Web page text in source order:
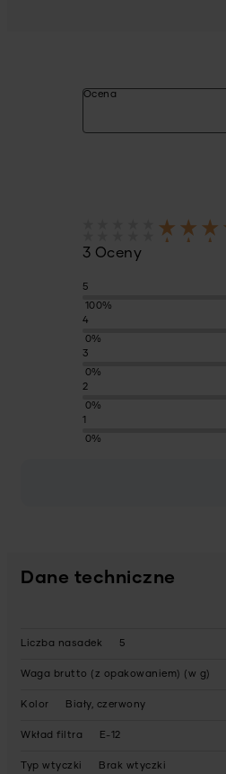
Ocena
3 Oceny
5
100%
4
0%
3
0%
2
0%
1
0%
Dane techniczne
Liczba nasadek 5
Waga brutto (z opakowaniem) (w g)
Kolor Biały, czerwony
Wkład filtra E-12
Typ wtyczki Brak wtyczki